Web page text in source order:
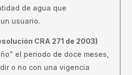
de agua que
usuario.
CRA 271 de 2003)
el periodo de doce meses,
o no con una vigencia